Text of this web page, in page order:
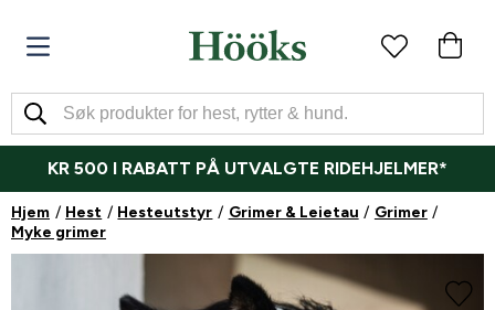
KR 500 I RABATT PÅ UTVALGTE RIDEHJELMER*
Hjem Hest Hesteutstyr Grimer & Leietau
Grimer
Myke grimer